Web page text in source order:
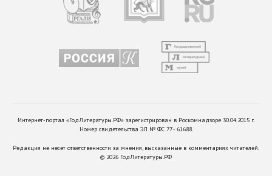
Интернет-портал «ГодЛитературы.РФ» зарегистрирован в Роскомнадзоре 30.04.2015 г.
Номер свидетельства ЭЛ № ФС 77 - 61688.
Редакция не несет ответственности за мнения, высказанные в комментариях читателей.
© 2026 ГодЛитературы.РФ